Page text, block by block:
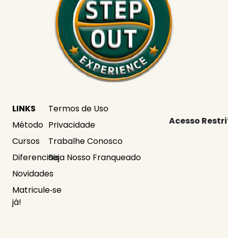
LINKS
Método
Cursos
Diferenciais
Novidades
Matricule‑se
já!
Termos de Uso
Privacidade
Trabalhe Conosco
Seja Nosso Franqueado
Acesso